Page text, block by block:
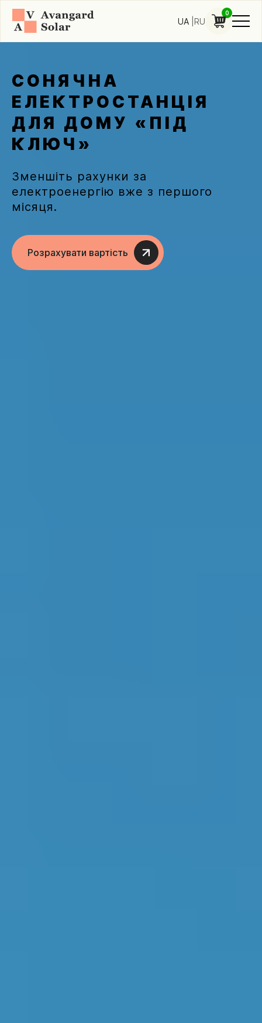
UA RU
0
СОНЯЧНА
ЕЛЕКТРОСТАНЦІЯ
ДЛЯ ДОМУ «ПІД
КЛЮЧ»
Зменшіть рахунки за
електроенергію вже з першого
місяця.
Розрахувати вартість